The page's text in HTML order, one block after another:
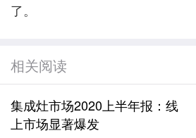
了。
相关阅读
集成灶市场2020上半年报：线
上市场显著爆发